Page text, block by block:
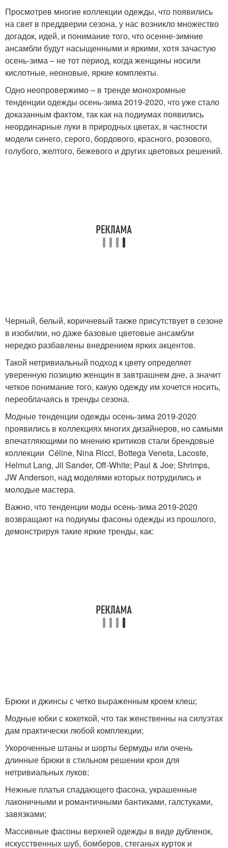
Просмотрев многие коллекции одежды, что появились
на свет в преддверии сезона, у нас возникло множество
догадок, идей, и понимание того, что осенне-зимние
ансамбли будут насыщенными и яркими, хотя зачастую
осень-зима – не тот период, когда женщины носили
кислотные, неоновые, яркие комплекты.
Одно неопровержимо – в тренде монохромные
тенденции одежды осень-зима 2019-2020, что уже стало
доказанным фактом, так как на подиумах появились
неординарные луки в природных цветах, в частности
модели синего, серого, бордового, красного, розового,
голубого, желтого, бежевого и других цветовых решений.
Черный, белый, коричневый также присутствует в сезоне
в изобилии, но даже базовые цветовые ансамбли
нередко разбавлены внедрением ярких акцентов.
Такой нетривиальный подход к цвету определяет
уверенную позицию женщин в завтрашнем дне, а значит
четкое понимание того, какую одежду им хочется носить,
переоблачаясь в тренды сезона.
Модные тенденции одежды осень-зима 2019-2020
проявились в коллекциях многих дизайнеров, но самыми
впечатляющими по мнению критиков стали брендовые
коллекции Céline, Nina Ricci, Bottega Veneta, Lacoste,
Helmut Lang, Jil Sander, Off-White; Paul & Joe; Shrimps,
JW Anderson, над моделями которых потрудились и
молодые мастера.
Важно, что тенденции моды осень-зима 2019-2020
возвращают на подиумы фасоны одежды из прошлого,
демонстрируя такие яркие тренды, как:
Брюки и джинсы с четко выраженным кроем клеш;
Модные юбки с кокеткой, что так женственны на силуэтах
дам практически любой комплекции;
Укороченные штаны и шорты бермуды или очень
длинные брюки в стильном решении кроя для
нетривиальных луков;
Нежные платья спадающего фасона, украшенные
лаконичными и романтичными бантиками, галстуками,
завязками;
Массивные фасоны верхней одежды в виде дубленок,
искусственных шуб, бомберов, стеганых курток и